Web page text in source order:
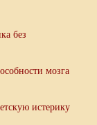
без
мозга
истерику